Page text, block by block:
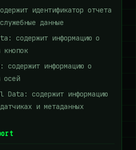
идентификатор отчета
данные
содержит информацию о
кнопок
содержит информацию о
осей
Data: содержит информацию
и метаданных